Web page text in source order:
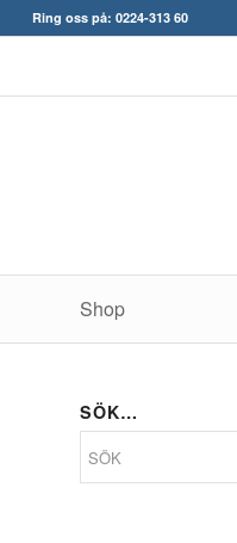
Ring oss på: 0224-313 60
Shop
SÖK…